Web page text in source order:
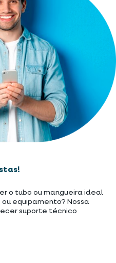
o tubo ou mangueira ideal
equipamento? Nossa
suporte técnico